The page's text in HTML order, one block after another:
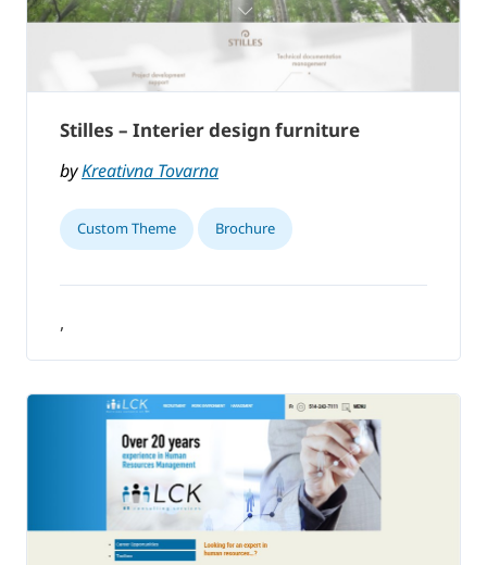
Stilles – Interier design furniture
byKreativna Tovarna
Custom Theme Brochure
,